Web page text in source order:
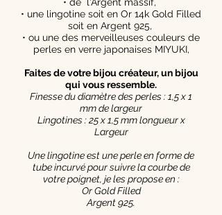
• une lingotine soit en Or 14k Gold Filled
soit en Argent 925,
• ou une des merveilleuses couleurs de
perles en verre japonaises MIYUKI,
Faites de votre bijou créateur, un bijou
qui vous ressemble.
Finesse du diamètre des perles : 1,5 x 1
mm de largeur
Lingotines : 25 x 1,5 mm longueur x
Largeur
Une lingotine est une perle en forme de
tube incurvé pour suivre la courbe de
votre poignet, je les propose en :
Or Gold Filled
Argent 925.